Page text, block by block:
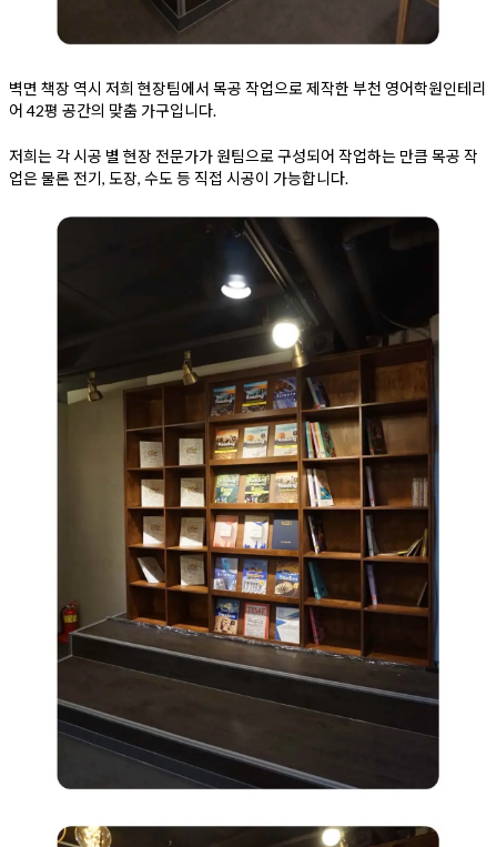
벽면 책장 역시 저희 현장팀에서 목공 작업으로 제작한 부천 영어학원인테리
어 42평 공간의 맞춤 가구입니다.
저희는 각 시공 별 현장 전문가가 원팀으로 구성되어 작업하는 만큼 목공 작
업은 물론 전기, 도장, 수도 등 직접 시공이 가능합니다.